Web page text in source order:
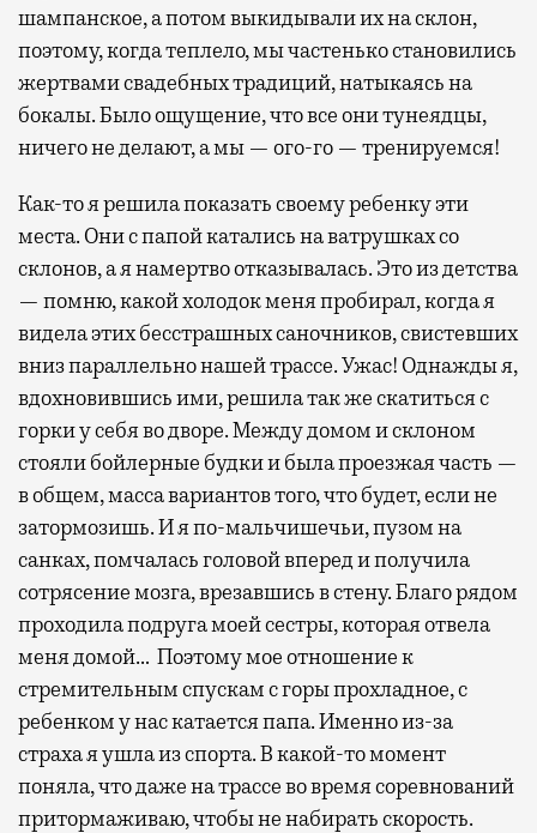
шампанское, а потом выкидывали их на склон,
поэтому, когда теплело, мы частенько становились
жертвами свадебных традиций, натыкаясь на
бокалы. Было ощущение, что все они тунеядцы,
ничего не делают, а мы — ого-го — тренируемся!
Как-то я решила показать своему ребенку эти
места. Они с папой катались на ватрушках со
склонов, а я намертво отказывалась. Это из детства
— помню, какой холодок меня пробирал, когда я
видела этих бесстрашных саночников, свистевших
вниз параллельно нашей трассе. Ужас! Однажды я,
вдохновившись ими, решила так же скатиться с
горки у себя во дворе. Между домом и склоном
стояли бойлерные будки и была проезжая часть —
в общем, масса вариантов того, что будет, если не
затормозишь. И я по-мальчишечьи, пузом на
санках, помчалась головой вперед и получила
сотрясение мозга, врезавшись в стену. Благо рядом
проходила подруга моей сестры, которая отвела
меня домой… Поэтому мое отношение к
стремительным спускам с горы прохладное, с
ребенком у нас катается папа. Именно из-за
страха я ушла из спорта. В какой-то момент
поняла, что даже на трассе во время соревнований
притормаживаю, чтобы не набирать скорость.